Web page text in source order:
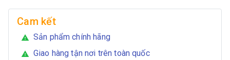
Cam kết
warning Sản phẩm chính hãng
warning Giao hàng tận nơi trên toàn quốc